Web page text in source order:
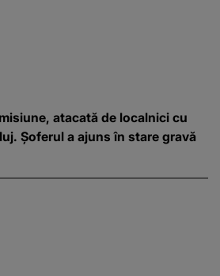
atacată de localnici cu